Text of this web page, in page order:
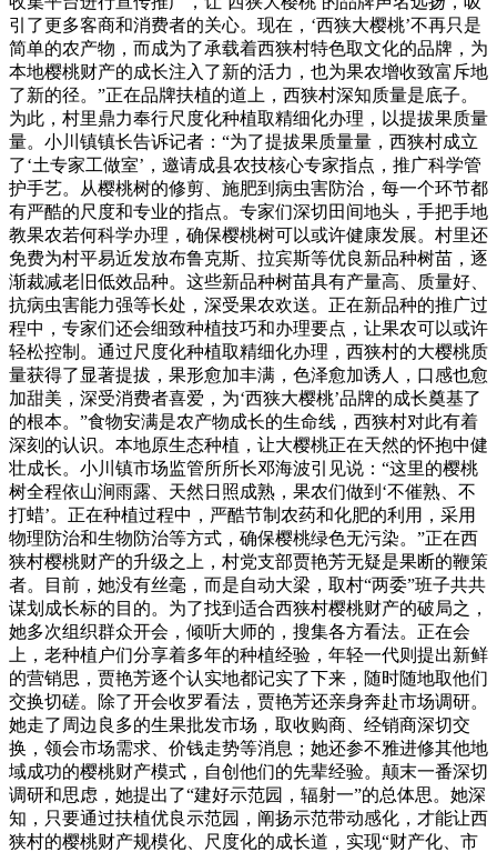
引了更多客商和消费者的关心。现在，‘西狭大樱桃’不再只是
简单的农产物，而成为了承载着西狭村特色取文化的品牌，为
本地樱桃财产的成长注入了新的活力，也为果农增收致富斥地
了新的径。”正在品牌扶植的道上，西狭村深知质量是底子。
为此，村里鼎力奉行尺度化种植取精细化办理，以提拔果质量
量。小川镇镇长告诉记者：“为了提拔果质量量，西狭村成立
了‘土专家工做室’，邀请成县农技核心专家指点，推广科学管
护手艺。从樱桃树的修剪、施肥到病虫害防治，每一个环节都
有严酷的尺度和专业的指点。专家们深切田间地头，手把手地
教果农若何科学办理，确保樱桃树可以或许健康发展。村里还
免费为村平易近发放布鲁克斯、拉宾斯等优良新品种树苗，逐
渐裁减老旧低效品种。这些新品种树苗具有产量高、质量好、
抗病虫害能力强等长处，深受果农欢送。正在新品种的推广过
程中，专家们还会细致种植技巧和办理要点，让果农可以或许
轻松控制。通过尺度化种植取精细化办理，西狭村的大樱桃质
量获得了显著提拔，果形愈加丰满，色泽愈加诱人，口感也愈
加甜美，深受消费者喜爱，为‘西狭大樱桃’品牌的成长奠基了
的根本。”食物安满是农产物成长的生命线，西狭村对此有着
深刻的认识。本地原生态种植，让大樱桃正在天然的怀抱中健
壮成长。小川镇市场监管所所长邓海波引见说：“这里的樱桃
树全程依山涧雨露、天然日照成熟，果农们做到‘不催熟、不
打蜡’。正在种植过程中，严酷节制农药和化肥的利用，采用
物理防治和生物防治等方式，确保樱桃绿色无污染。”正在西
狭村樱桃财产的升级之上，村党支部贾艳芳无疑是果断的鞭策
者。目前，她没有丝毫，而是自动大梁，取村“两委”班子共共
谋划成长标的目的。为了找到适合西狭村樱桃财产的破局之，
她多次组织群众开会，倾听大师的，搜集各方看法。正在会
上，老种植户们分享着多年的种植经验，年轻一代则提出新鲜
的营销思，贾艳芳逐个认实地都记实了下来，随时随地取他们
交换切磋。除了开会收罗看法，贾艳芳还亲身奔赴市场调研。
她走了周边良多的生果批发市场，取收购商、经销商深切交
换，领会市场需求、价钱走势等消息；她还参不雅进修其他地
域成功的樱桃财产模式，自创他们的先辈经验。颠末一番深切
调研和思虑，她提出了“建好示范园，辐射一”的总体思。她深
知，只要通过扶植优良示范园，阐扬示范带动感化，才能让西
狭村的樱桃财产规模化、尺度化的成长道，实现“财产化、市